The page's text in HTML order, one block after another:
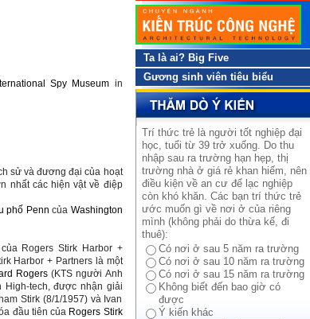
Spy Museum in
sử và đương đại của hoạt
nhất các hiện vật về điệp
phố Penn của Washington
Rogers Stirk Harbor+
Harbor + Partners là một
Rogers (KTS người Anh
High-tech, được nhận giải
Stirk (8/1/1957) và Ivan
đầu tiên của Rogers Stirk
Ta là ai? Big Five
Gương sinh viên tiêu biểu
Trí thức trẻ là người tốt nghiệp đại
học, tuổi từ 39 trở xuống. Do thu
nhập sau ra trường hạn hẹp, thị
trường nhà ở giá rẻ khan hiếm, nên
điều kiện về an cư để lạc nghiệp
còn khó khăn. Các bạn trí thức trẻ
ước muốn gì về nơi ở của riêng
mình (không phải do thừa kế, đi
thuê):
Có nơi ở sau 5 năm ra trường
Có nơi ở sau 10 năm ra trường
Có nơi ở sau 15 năm ra trường
Không biết đến bao giờ có
được
Ý kiến khác